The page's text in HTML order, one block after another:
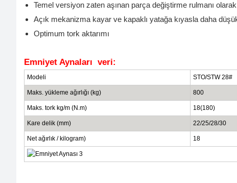
Temel versiyon zaten aşınan parça değiştirme rulmanı
Açık mekanizma kayar ve kapaklı yatağa kıyasla daha
Optimum tork aktarımı
Emniyet Aynaları veri:
Modeli STO/STW 28#
Maks. yükleme ağırlığı (kg) 800
Maks. tork kg/m (N.m) 18(180)
Kare delik (mm) 22/25/28/30
Net ağırlık / kilogram) 18